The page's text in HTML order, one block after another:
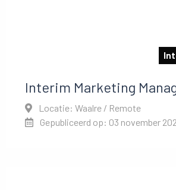
Interim Marketing
Locatie: Waalre / Remote
Gepubliceerd op: 03 november